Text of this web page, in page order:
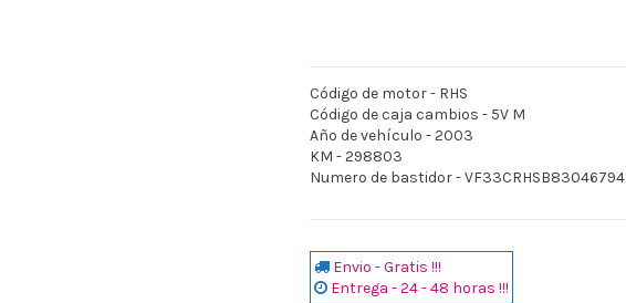
Código de motor - RHS
Código de caja cambios - 5V M
Año de vehículo - 2003
KM - 298803
Numero de bastidor - VF33CRHSB83046794
Envio - Gratis !!!
Entrega - 24 - 48 horas !!!